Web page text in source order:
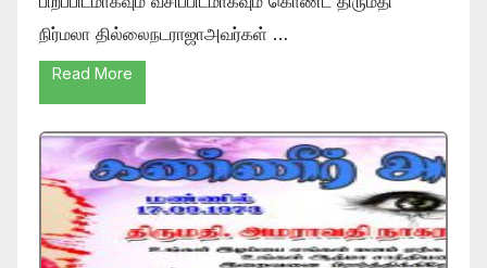
நிர்மலா தில்லைநடராஜாஅவர்கள் …
Read More